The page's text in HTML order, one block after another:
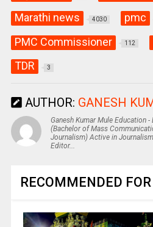
Marathi news 4030 pmc
PMC Commissioner 112
TDR 3
AUTHOR: GANESH
Ganesh Kumar Mule Education
(Bachelor of Mass
Journalism) Active in
Editor...
RECOMMENDED FOR